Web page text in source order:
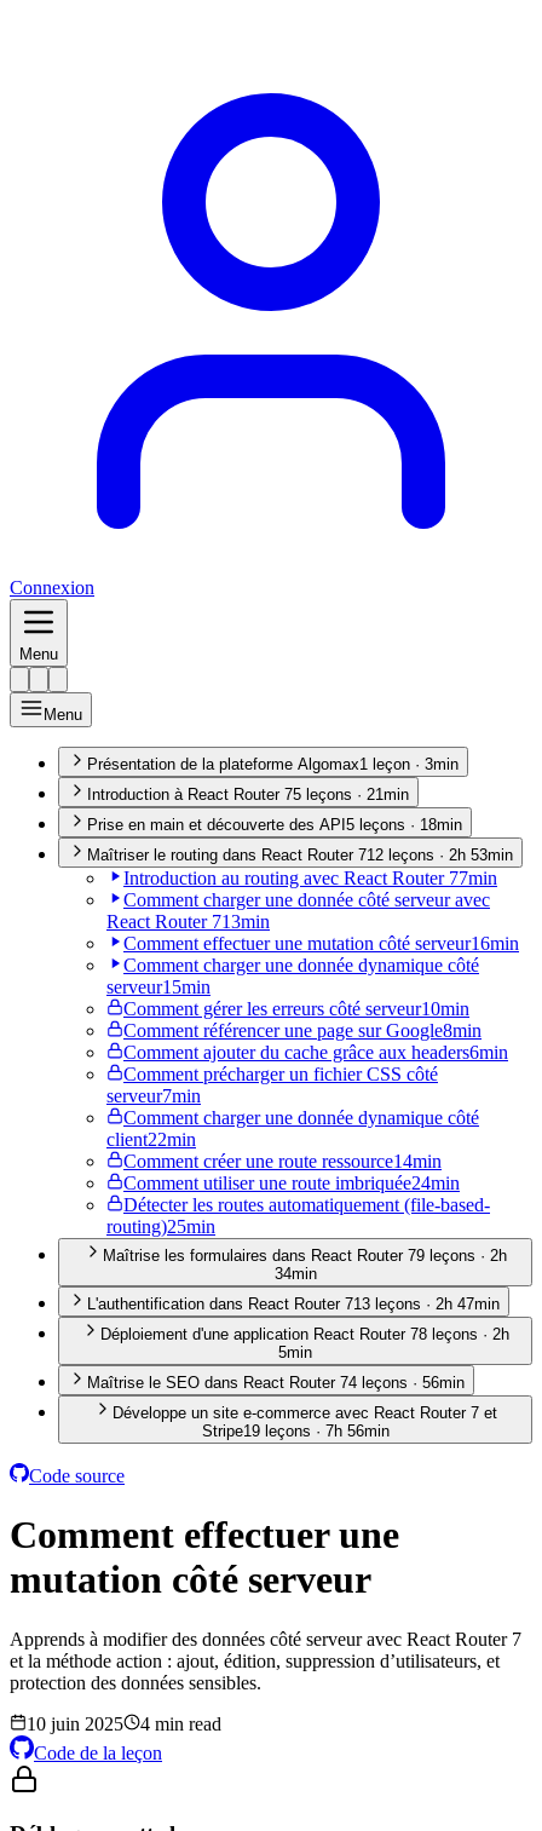
Connexion
Menu
Menu
Présentation de la plateforme Algomax1 leçon · 3min
Introduction à React Router 75 leçons · 21min
Prise en main et découverte des API 5 leçons · 18min
Maîtriser le routing dans React Router 712 leçons · 2h 53min
Introduction au routing avec React Router 77min
Comment charger une donnée côté serveur avec
React Router 713min
Comment effectuer une mutation côté serveur16min
Comment charger une donnée dynamique côté
serveur15min
Comment gérer les erreurs côté serveur10min
Comment référencer une page sur Google8min
Comment ajouter du cache grâce aux headers6min
Comment précharger un fichier CSS côté
serveur7min
Comment charger une donnée dynamique côté
client22min
Comment créer une route ressource14min
Comment utiliser une route imbriquée24min
Détecter les routes automatiquement (file-based-
routing)25min
Maîtrise les formulaires dans React Router 79 leçons · 2h
34min
L'authentification dans React Router 713 leçons · 2h 47min
Déploiement d'une application React Router 78 leçons · 2h
5min
Maîtrise le SEO dans React Router 74 leçons · 56min
Développe un site e-commerce avec React Router 7 et
Stripe19leçons · 7h 56min
Code source
Comment effectuer une
mutation côté serveur
Apprends à modifier des données côté serveur avec React Router 7
et la méthode action : ajout, édition, suppression d’utilisateurs, et
protection des données sensibles.
10 juin 2025
4 min read
Code de la leçon